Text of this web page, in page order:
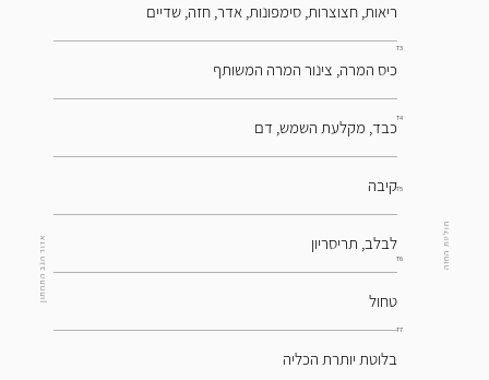
אזור הגב התחתון
ריאות, חצוצרות, סימפונות, אדר, חזה, שדיים
כיס המרה, צינור המרה המשותף
כבד, מקלעת השמש, דם
קיבה
לבלב, תריסריון
טחול
בלוטת יותרת הכליה
T3
T4
T5
T6
T7
חוליות החזה